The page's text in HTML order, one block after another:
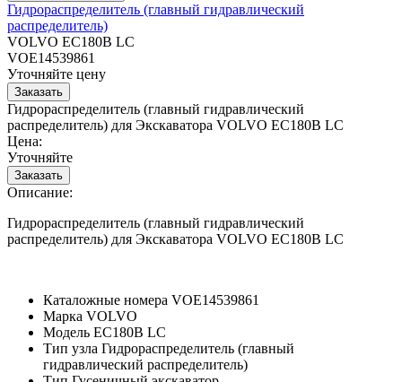
Гидрораспределитель (главный гидравлический
распределитель)
VOLVO EC180B LC
VOE14539861
Уточняйте цену
Гидрораспределитель (главный гидравлический
распределитель) для Экскаватора VOLVO EC180B LC
Цена:
Уточняйте
Описание:
Гидрораспределитель (главный гидравлический
распределитель) для Экскаватора VOLVO EC180B LC
Каталожные номера VOE14539861
Марка VOLVO
Модель EC180B LC
Тип узла Гидрораспределитель (главный
гидравлический распределитель)